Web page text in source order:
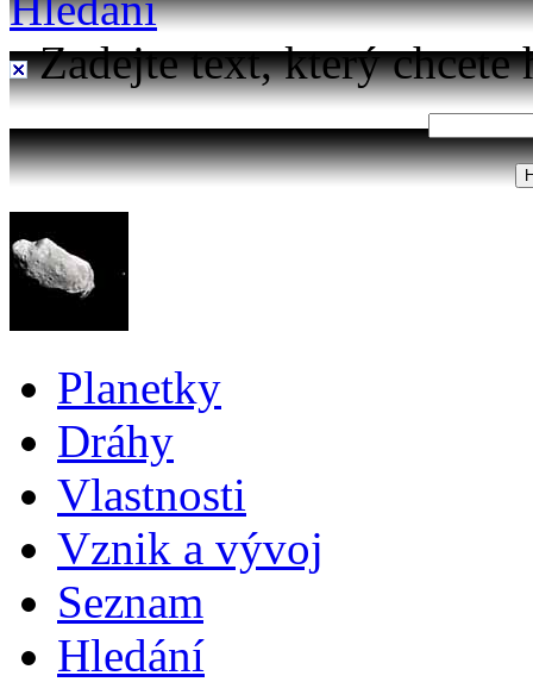
Zadejte text, který chcete
Planetky
Dráhy
Vlastnosti
Vznik a vývoj
Seznam
Hledání